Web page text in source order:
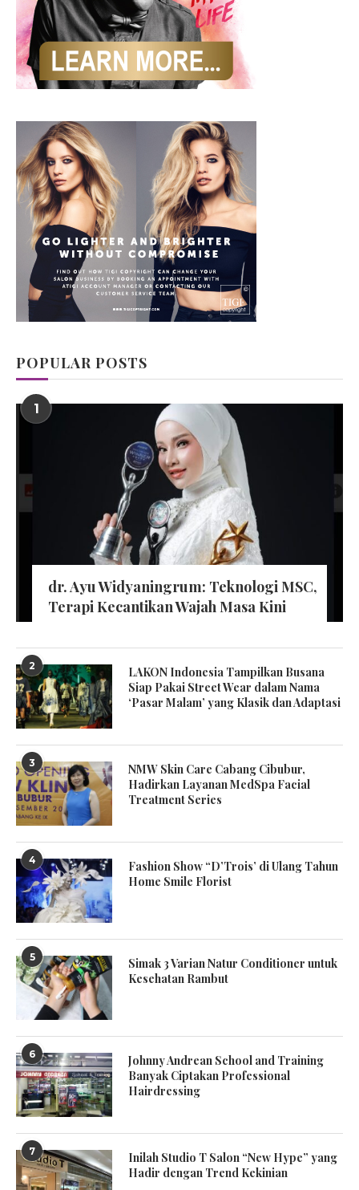
POPULAR POSTS
1
dr. Ayu Widyaningrum: Teknologi MSC,
Terapi Kecantikan Wajah Masa Kini
2
LAKON Indonesia Tampilkan Busana
Siap Pakai Street Wear dalam Nama
‘Pasar Malam’ yang Klasik dan Adaptasi
3
NMW Skin Care Cabang Cibubur,
Hadirkan Layanan MedSpa Facial
Treatment Series
4
Fashion Show “D’Trois’ di Ulang Tahun
Home Smile Florist
5
Simak 3 Varian Natur Conditioner untuk
Kesehatan Rambut
6
Johnny Andrean School and Training
Banyak Ciptakan Professional
Hairdressing
7
Inilah Studio T Salon “New Hype” yang
Hadir dengan Trend Kekinian